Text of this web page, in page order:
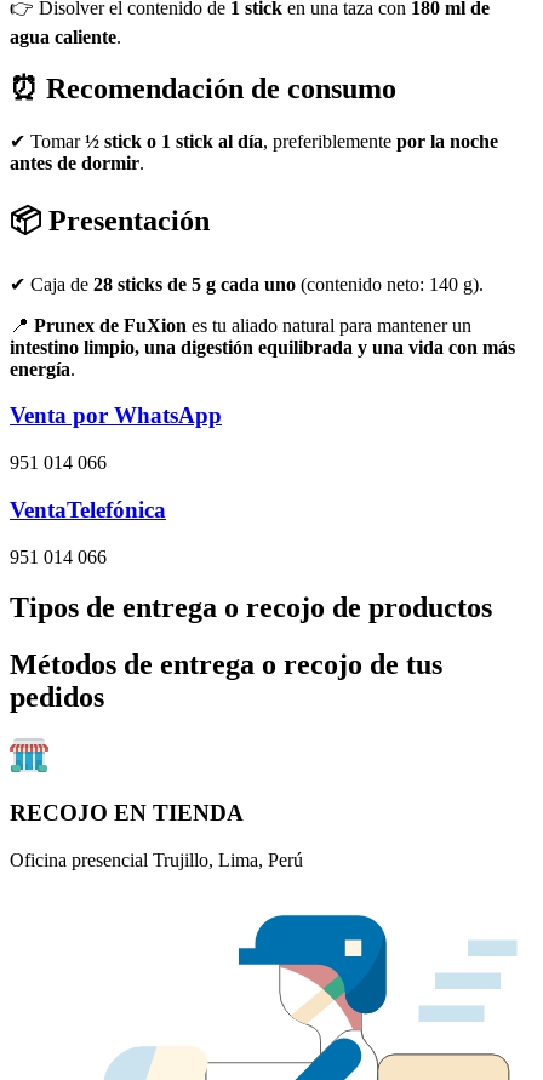
👉 Disolver el contenido de 1 stick en una taza con 180 ml de
agua caliente.
⏰ Recomendación de consumo
✔ Tomar½ stick o 1 stick al día, preferiblemente por la noche
antes de dormir.
📦 Presentación
✔ Caja de 28 sticks de 5 g cada uno (contenido neto: 140 g).
📍 Prunex de FuXion es tu aliado natural para mantener un
intestino limpio, una digestión equilibrada y una vida con más
energía.
Venta por WhatsApp
951 014 066
VentaTelefónica
951 014 066
Tipos de entrega o recojo de productos
Métodos de entrega o recojo de tus
pedidos
RECOJO EN TIENDA
Oficina presencial Trujillo, Lima, Perú